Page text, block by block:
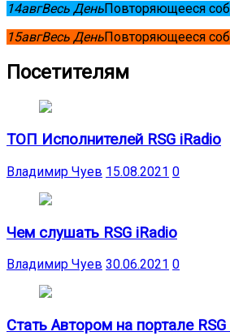
14авгВесь ДеньПовторяющееся
15авгВесь ДеньПовторяющееся
Посетителям
ТОП Исполнителей RSG iRadio
Владимир Чуев 15.08.2021 0
Чем слушать RSG iRadio
Владимир Чуев 30.06.2021 0
Стать Автором на портале RSG